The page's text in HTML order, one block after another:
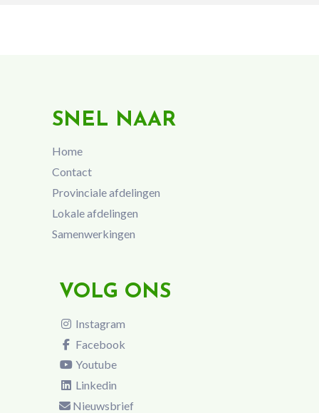
SNEL NAAR
Home
Contact
Provinciale afdelingen
Lokale afdelingen
Samenwerkingen
VOLG ONS
Instagram
Facebook
Youtube
Linkedin
Nieuwsbrief